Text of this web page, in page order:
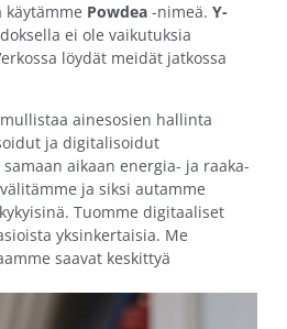
käytämme Powdea -nimeä. Y-
ei ole vaikutuksia
löydät meidät jatkossa
ainesosien hallinta
ja digitalisoidut
aikaan energia- ja raaka-
ja siksi autamme
Tuomme digitaaliset
yksinkertaisia. Me
saavat keskittyä